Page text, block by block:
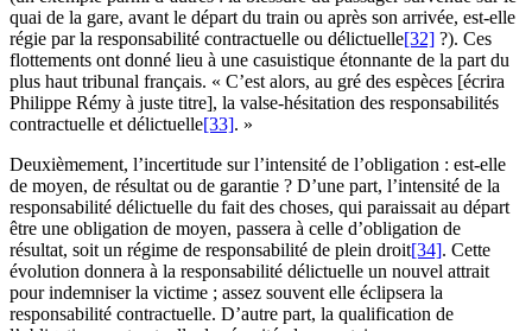
quai de la gare, avant le départ du train ou après son arrivée, est-elle
régie par la responsabilité contractuelle ou délictuelle[32] ?). Ces
flottements ont donné lieu à une casuistique étonnante de la part du
plus haut tribunal français. « C’est alors, au gré des espèces [écrira
Philippe Rémy à juste titre], la valse-hésitation des responsabilités
contractuelle et délictuelle[33]. »
Deuxièmement, l’incertitude sur l’intensité de l’obligation : est-elle
de moyen, de résultat ou de garantie ? D’une part, l’intensité de la
responsabilité délictuelle du fait des choses, qui paraissait au départ
être une obligation de moyen, passera à celle d’obligation de
résultat, soit un régime de responsabilité de plein droit[34]. Cette
évolution donnera à la responsabilité délictuelle un nouvel attrait
pour indemniser la victime ; assez souvent elle éclipsera la
responsabilité contractuelle. D’autre part, la qualification de